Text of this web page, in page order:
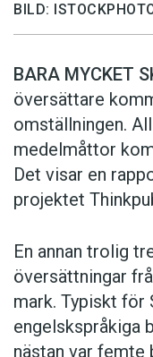
BILD:
BARA MYCKET
översättare
omställningen.
medelmåttor
Det visar en
projektet
En annan trolig
översättningar
mark. Typiskt för
engelskspråkiga
nästan var femte